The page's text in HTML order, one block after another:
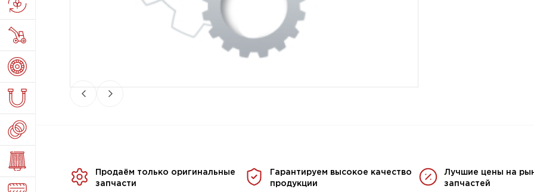
Продаём только оригинальные
запчасти
Гарантируем высокое качество
продукции
Лучшие цены на
запчастей